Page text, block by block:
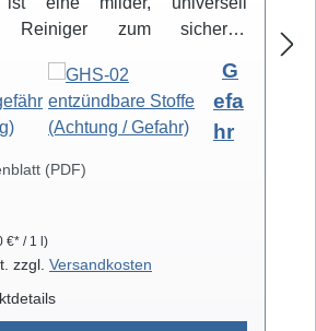
Reiniger zum sicheren
Alkohol ( 99,8% )
professionellen Säuberung
und Tonköpfen,
Gummirollen und optischen
G
efa
hr
(PDF)
€* / 1 l)
zzgl. Versandkosten